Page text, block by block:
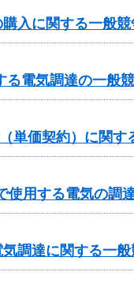
入に関する一般競
電気調達の一般
単価契約）に関す
用する電気の調
調達に関する一